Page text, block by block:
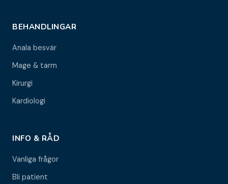
BEHANDLINGAR
Anala besvär
Mage & tarm
Kirurgi
Kardiologi
INFO & RÅD
Vanliga frågor
Bli patient